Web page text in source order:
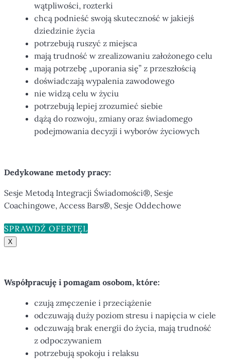
wątpliwości, rozterki
chcą podnieść swoją skuteczność w jakiejś
dziedzinie życia
potrzebują ruszyć z miejsca
mają trudność w zrealizowaniu założonego celu
mają potrzebę „uporania się” z przeszłością
doświadczają wypalenia zawodowego
nie widzą celu w życiu
potrzebują lepiej zrozumieć siebie
dążą do rozwoju, zmiany oraz świadomego
podejmowania decyzji i wyborów życiowych
Dedykowane metody pracy:
Sesje Metodą Integracji Świadomości®, Sesje
Coachingowe, Access Bars®, Sesje Oddechowe
SPRAWDŹ OFERTĘ
X
Współpracuję i pomagam osobom, które:
czują zmęczenie i przeciążenie
odczuwają duży poziom stresu i napięcia w ciele
odczuwają brak energii do życia, mają trudność
z odpoczywaniem
potrzebują spokoju i relaksu